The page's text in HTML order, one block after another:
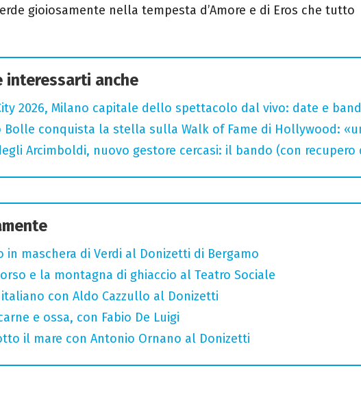
gioiosamente nella tempesta d’Amore e di Eros che tutto
interessarti anche
2026, Milano capitale dello spettacolo dal vivo: date e
Bolle conquista la stella sulla Walk of Fame di Hollywood:
Arcimboldi, nuovo gestore cercasi: il bando (con recupero
in maschera di Verdi al Donizetti di Bergamo
e la montagna di ghiaccio al Teatro Sociale
con Aldo Cazzullo al Donizetti
e ossa, con Fabio De Luigi
il mare con Antonio Ornano al Donizetti